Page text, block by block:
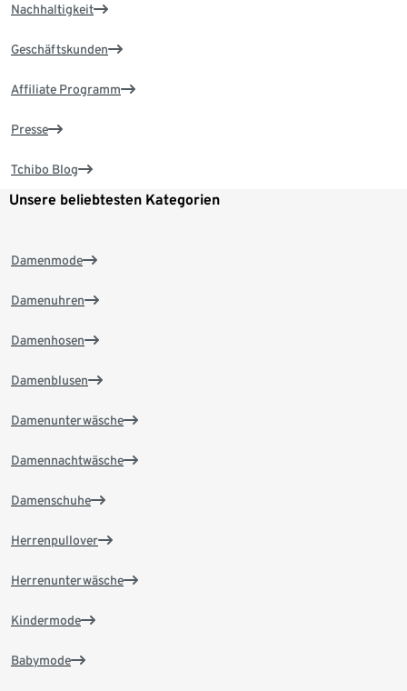
Nachhaltigkeit
Geschäftskunden
Affiliate Programm
Presse
Tchibo Blog
Unsere beliebtesten Kategorien
Damenmode
Damenuhren
Damenhosen
Damenblusen
Damenunterwäsche
Damennachtwäsche
Damenschuhe
Herrenpullover
Herrenunterwäsche
Kindermode
Babymode